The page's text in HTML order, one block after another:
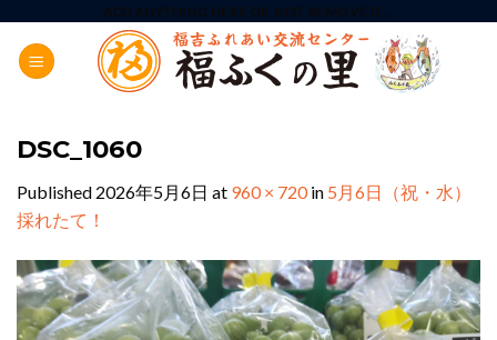
content
ADD ANYTHING HERE OR JUST REMOVE IT...
DSC_1060
Published 2026年5月6日 at 960 × 720in 5月6日（祝・水）
採れたて！